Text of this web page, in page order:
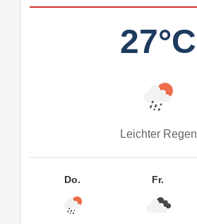
27°C
Leichter Regen
Do. Fr.